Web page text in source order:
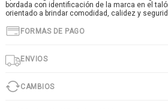
bordada con identificación de la marca en el
orientado a brindar comodidad, calidez y
FORMAS DE PAGO
ENVIOS
CAMBIOS